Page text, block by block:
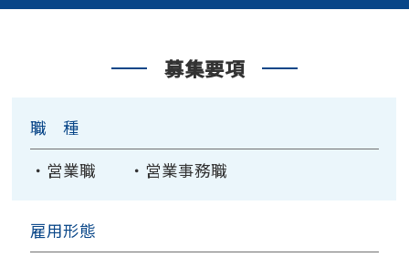
募集要項
職 種
・営業職 ・営業事務職
雇用形態